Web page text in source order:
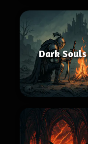
Dark Souls